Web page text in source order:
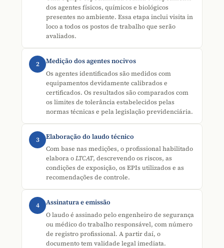
dos agentes físicos, químicos e biológicos
presentes no ambiente. Essa etapa inclui visita in
loco a todos os postos de trabalho que serão
avaliados.
2
Medição dos agentes nocivos
Os agentes identificados são medidos com
equipamentos devidamente calibrados e
certificados. Os resultados são comparados com
os limites de tolerância estabelecidos pelas
normas técnicas e pela legislação previdenciária.
3
Elaboração do laudo técnico
Com base nas medições, o profissional habilitado
elabora oLTCAT, descrevendo os riscos, as
condições de exposição, os EPIs utilizados e as
recomendações de controle.
4
Assinatura e emissão
O laudo é assinado pelo engenheiro de segurança
ou médico do trabalho responsável, com número
de registro profissional. A partir daí, o
documento tem validade legal imediata.